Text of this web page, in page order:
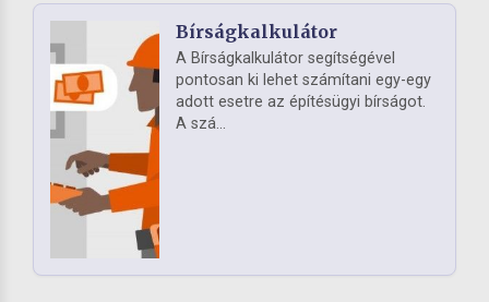
Bírságkalkulátor
A Bírságkalkulátor segítségével
pontosan ki lehet számítani egy-egy
adott esetre az építésügyi bírságot.
A szá...